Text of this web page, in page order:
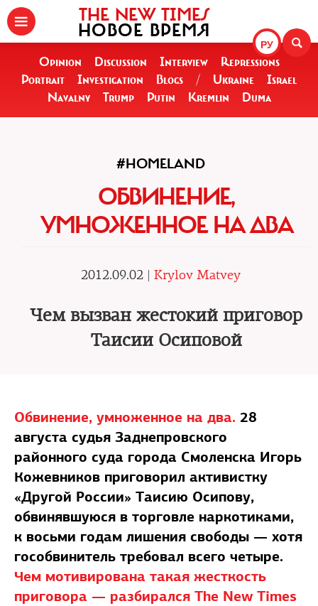
РУ
THE NEW TIMES
НОВОЕ ВРЕМЯ
Opinion Discussion Interview
Repressions
Portrait
Investigation Blogs / Ukraine
Israel
Navalny
Trump Putin Kremlin Duma
#HOMELAND
ОБВИНЕНИЕ,
УМНОЖЕННОЕ НА ДВА
2012.09.02 | Krylov Matvey
Чем вызван жестокий приговор
Таисии Осиповой
Обвинение, умноженное на два. 28
августа судья Заднепровского
районного суда города Смоленска Игорь
Кожевников приговорил активистку
«Другой России» Таисию Осипову,
обвинявшуюся в торговле наркотиками,
к восьми годам лишения свободы — хотя
гособвинитель требовал всего четыре.
Чем мотивирована такая жесткость
приговора — разбирался The New Times